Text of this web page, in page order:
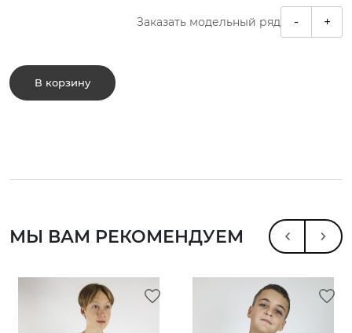
Заказать модельный ряд - +
В корзину
МЫ ВАМ РЕКОМЕНДУЕМ